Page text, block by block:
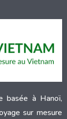
basée à Hanoï,
sur mesure